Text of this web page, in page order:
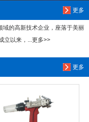
更多
域的高新技术企业，座落于美丽
立以来，...更多>>
更多